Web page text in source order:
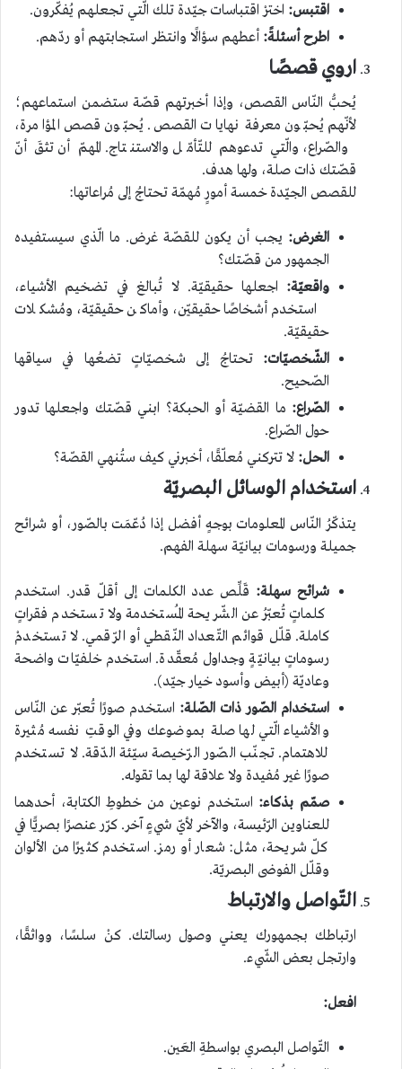
اقتبس: اخترْ اقتباسات جيّدة تلك الّتي تجعلهم يُفكّرون.
اطرح أسئلةً: أعطهم سؤالًا وانتظر استجابتهم أو ردّهم.
اروي قصصًا
يُحبُّ النّاس القصص، وإذا أخبرتهم قصّة ستضمن استماعهم؛
لأنّهم يُحبّون معرفة نهايات القصص. يُحبّون قصص المؤامرة،
والصّراع، والّتي تدعوهم للتّأمّل والاستنتاج. المهمّ أن تثقَ أنّ
قصّتك ذات صلة، ولها هدف.
للقصص الجيّدة خمسة أمورٍ مُهمّة تحتاجُ إلى مُراعاتها:
الغرض: يجب أن يكون للقصّة غرض. ما الّذي سيستفيده
الجمهور من قصّتك؟
واقعيّة: اجعلها حقيقيّة. لا تُبالغ في تضخيم الأشياء،
استخدم أشخاصًا حقيقيّن، وأماكن حقيقيّة، ومُشكلات
حقيقيّة.
الشّخصيّات: تحتاجُ إلى شخصيّاتٍ تضعُها في سياقها
الصّحيح.
الصّراع: ما القضيّة أو الحبكة؟ ابني قصّتك واجعلها تدور
حول الصّراع.
الحل: لا تتركني مُعلّقًا، أخبرني كيف ستُنهي القصّة؟
استخدام الوسائل البصريّة
يتذكّرُ النّاس المعلومات بوجهٍ أفضل إذا دُعّمَت بالصّور، أو شرائح
جميلة ورسومات بيانيّة سهلة الفهم.
شرائح سهلة: قَلِّص عدد الكلمات إلى أقلّ قدر. استخدم
كلماتٍ تُعبّرُ عن الشّريحة المُستخدمة ولا تستخدم فقراتٍ
كاملة. قلّل قوائم التّعداد النّقطي أو الرّقمي. لا تستخدمْ
رسوماتٍ بيانيّةٍ وجداول مُعقّدة. استخدم خلفيّات واضحة
وعاديّة (أبيض وأسود خيار جيّد).
استخدام الصّور ذات الصّلة: استخدم صورًا تُعبّر عن النّاس
والأشياء الّتي لها صلة بموضوعك وفي الوقتِ نفسه مُثيرة
للاهتمام. تجنّب الصّور الرّخيصة سيّئة الدّقة. لا تستخدم
صورًا غير مُفيدة ولا علاقة لها بما تقوله.
صمّم بذكاء: استخدم نوعين من خطوطِ الكتابة، أحدهما
للعناوين الرّئيسة، والآخر لأيّ شيءٍ آخر. كرّر عنصرًا بصريًّا في
كلّ شريحة، مثل: شعار أو رمز. استخدم كثيرًا من الألوان
وقلّل الفوضى البصريّة.
التّواصل والارتباط
ارتباطك بجمهورك يعني وصول رسالتك. كنْ سلسًا، وواثقًا،
وارتجل بعض الشّيء.
افعل:
التّواصل البصري بواسطةِ العَين.